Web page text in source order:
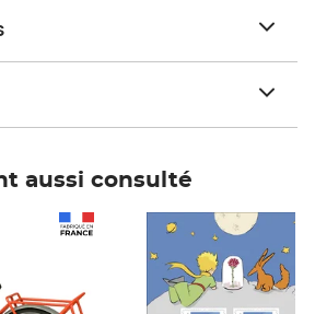
aussi consulté
Prix 6,25€ HT